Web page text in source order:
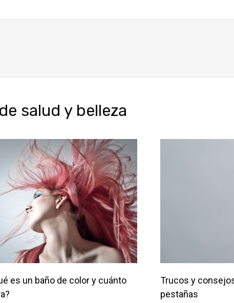
salud y belleza
es un baño de color y cuánto
Trucos y
pestañas